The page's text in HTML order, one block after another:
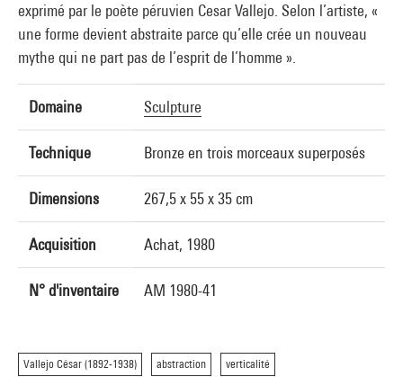
exprimé par le poète péruvien Cesar Vallejo. Selon l’artiste, «
une forme devient abstraite parce qu’elle crée un nouveau
mythe qui ne part pas de l’esprit de l’homme ».
Domaine Sculpture
Technique Bronze en trois morceaux superposés
Dimensions 267,5 x 55 x 35 cm
Acquisition Achat, 1980
N° d'inventaire AM 1980-41
Vallejo César (1892-1938) abstraction verticalité